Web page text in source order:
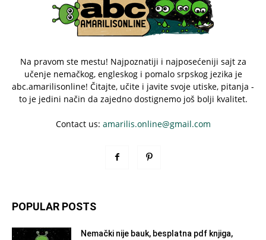
Na pravom ste mestu! Najpoznatiji i najposećeniji sajt za
učenje nemačkog, engleskog i pomalo srpskog jezika je
abc.amarilisonline! Čitajte, učite i javite svoje utiske, pitanja -
to je jedini način da zajedno dostignemo još bolji kvalitet.
Contact us: amarilis.online@gmail.com
POPULAR POSTS
Nemački nije bauk, besplatna pdf knjiga,